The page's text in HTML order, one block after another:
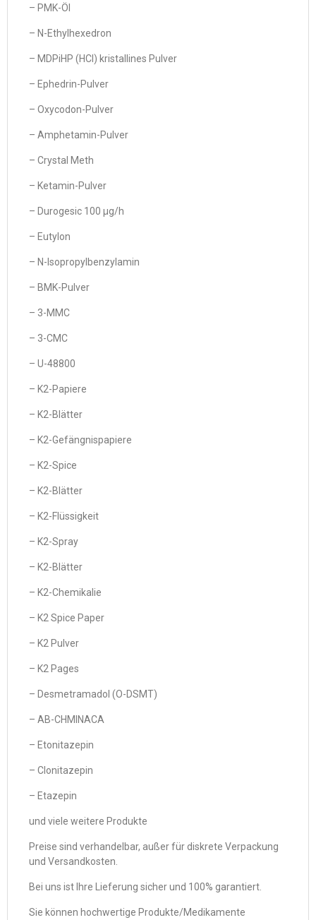
– PMK-Öl
– N-Ethylhexedron
– MDPiHP (HCl) kristallines Pulver
– Ephedrin-Pulver
– Oxycodon-Pulver
– Amphetamin-Pulver
– Crystal Meth
– Ketamin-Pulver
– Durogesic 100 µg/h
– Eutylon
– N-Isopropylbenzylamin
– BMK-Pulver
– 3-MMC
– 3-CMC
– U-48800
– K2-Papiere
– K2-Blätter
– K2-Gefängnispapiere
– K2-Spice
– K2-Blätter
– K2-Flüssigkeit
– K2-Spray
– K2-Blätter
– K2-Chemikalie
– K2 Spice Paper
– K2 Pulver
– K2 Pages
– Desmetramadol (O-DSMT)
– AB-CHMINACA
– Etonitazepin
– Clonitazepin
– Etazepin
und viele weitere Produkte
Preise sind verhandelbar, außer für diskrete Verpackung
und Versandkosten.
Bei uns ist Ihre Lieferung sicher und 100% garantiert.
Sie können hochwertige Produkte/Medikamente